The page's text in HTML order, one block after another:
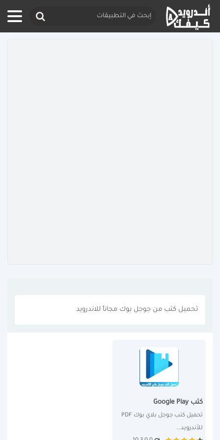
تحميل كتب من جوجل بوك مجاناً للاندرويد
كتب Google Play
للأندرويد...